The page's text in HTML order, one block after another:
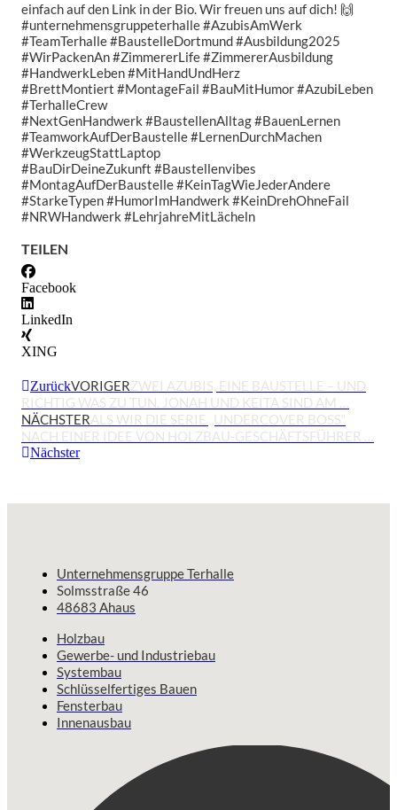
einfach auf den Link in der Bio. Wir freuen uns auf dich! 🙌
#unternehmensgruppeterhalle #AzubisAmWerk
#TeamTerhalle #BaustelleDortmund #Ausbildung2025
#WirPackenAn #ZimmererLife #ZimmererAusbildung
#HandwerkLeben #MitHandUndHerz
#BrettMontiert #MontageFail #BauMitHumor #AzubiLeben
#TerhalleCrew
#NextGenHandwerk #BaustellenAlltag #BauenLernen
#TeamworkAufDerBaustelle #LernenDurchMachen
#WerkzeugStattLaptop
#BauDirDeineZukunft #Baustellenvibes
#MontagAufDerBaustelle #KeinTagWieJederAndere
#StarkeTypen #HumorImHandwerk #KeinDrehOhneFail
#NRWHandwerk #LehrjahreMitLächeln
TEILEN
Facebook
LinkedIn
XING
ZurückVORIGERZWEI AZUBIS, EINE BAUSTELLE – UND
RICHTIG WAS ZU TUN. JONAH UND KEITA SIND AM …
NÄCHSTERALS WIR DIE SERIE „UNDERCOVER BOSS“
NACH EINER IDEE VON HOLZBAU-GESCHÄFTSFÜHRER …
Nächster
Unternehmensgruppe Terhalle
Solmsstraße 46
48683 Ahaus
Holzbau
Gewerbe- und Industriebau
Systembau
Schlüsselfertiges Bauen
Fensterbau
Innenausbau